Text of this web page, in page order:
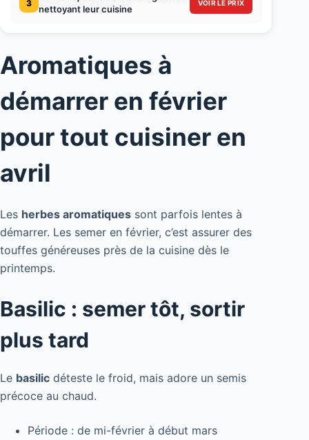
3
nettoyant leur cuisine
VOIR LE PRIX
Aromatiques à
démarrer en février
pour tout cuisiner en
avril
Les herbes aromatiques sont parfois lentes à
démarrer. Les semer en février, c’est assurer des
touffes généreuses près de la cuisine dès le
printemps.
Basilic : semer tôt, sortir
plus tard
Le basilic déteste le froid, mais adore un semis
précoce au chaud.
Période : de mi-février à début mars